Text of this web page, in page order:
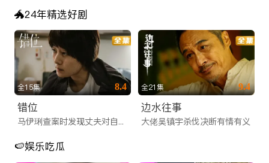
大型晚会同步：无论是备受瞩目的春节联欢晚会，还是各大卫视
的跨年演唱会、中秋晚会，您都可以通过华人直播功能，与国内
亲友共同倒数，共度佳节。
实时新闻资讯：早间新闻、新闻联播实时传送，让您不错过任何
一条国内重磅资讯，紧跟时代脉搏。
为什幺iTalkBB TV是您值得信赖的海外华人视频网
站？
无广告打扰的海外华人视频网站是一条艰难但正确的路。
🐲24年精选好剧
全15集 8.4
错位
马伊琍查案时发现丈夫对自己说谎
全21集 9.4
边水往事
大佬吴镇宇杀伐决断有情有义
🍉娱乐吃瓜